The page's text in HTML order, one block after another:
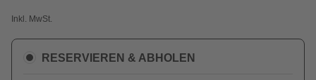
Inkl. MwSt.
RESERVIEREN & ABHOLEN